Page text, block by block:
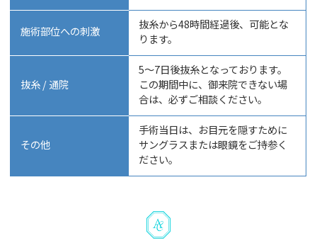
施術部位への刺激
抜糸から48時間経過後、可能とな
ります。
抜糸 / 通院
5〜7日後抜糸となっております。
この期間中に、御来院できない場
合は、必ずご相談ください。
その他
手術当日は、お目元を隠すために
サングラスまたは眼鏡をご持参く
ださい。